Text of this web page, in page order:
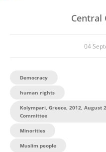
Central
04
Democracy
human rights
Kolympari, Greece, 2012, August
Committee
Minorities
Muslim people